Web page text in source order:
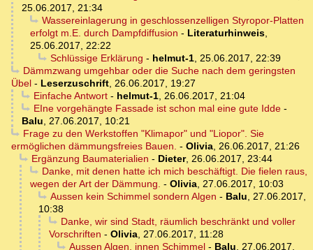
25.06.2017, 21:34
Wassereinlagerung in geschlossenzelligen Styropor-Platten
erfolgt m.E. durch Dampfdiffusion - Literaturhinweis,
25.06.2017, 22:22
Schlüssige Erklärung - helmut-1, 25.06.2017, 22:39
Dämmzwang umgehbar oder die Suche nach dem geringsten
Übel - Leserzuschrift, 26.06.2017, 19:27
Einfache Antwort- helmut-1, 26.06.2017, 21:04
EIne vorgehängte Fassade ist schon mal eine gute Idde-
Balu, 27.06.2017, 10:21
Frage zu den Werkstoffen "Klimapor" und "Liopor". Sie
ermöglichen dämmungsfreies Bauen. - Olivia, 26.06.2017, 21:26
Ergänzung Baumaterialien - Dieter, 26.06.2017, 23:44
Danke, mit denen hatte ich mich beschäftigt. Die fielen raus,
wegen der Art der Dämmung. - Olivia, 27.06.2017, 10:03
Aussen kein Schimmel sondern Algen - Balu, 27.06.2017,
10:38
Danke, wir sind Stadt, räumlich beschränkt und voller
Vorschriften - Olivia, 27.06.2017, 11:28
Aussen Algen, innen Schimmel- Balu, 27.06.2017,